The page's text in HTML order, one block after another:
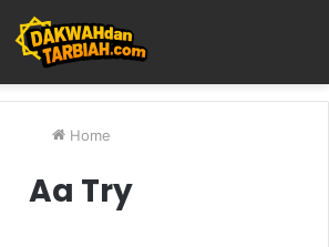
Home
Aa Try